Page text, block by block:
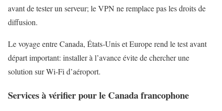
avant de tester un serveur; le VPN ne remplace pas les droits de
diffusion.
Le voyage entre Canada, États‑Unis et Europe rend le test avant
départ important: installer à l’avance évite de chercher une
solution sur Wi‑Fi d’aéroport.
Services à vérifier pour le Canada francophone